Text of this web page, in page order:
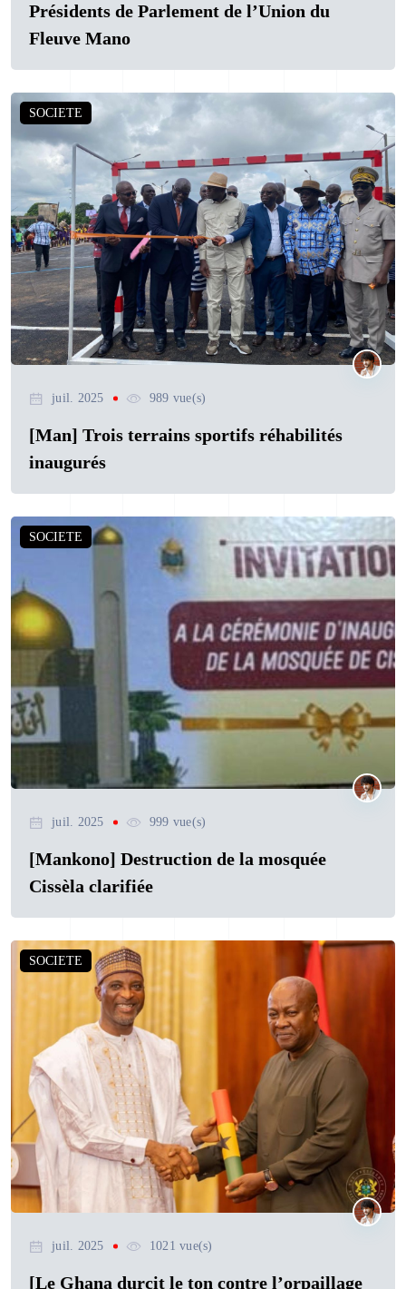
Présidents de Parlement de l’Union du
Fleuve Mano
SOCIETE
juil. 2025 989 vue(s)
[Man] Trois terrains sportifs réhabilités
inaugurés
SOCIETE
juil. 2025 999 vue(s)
[Mankono] Destruction de la mosquée
Cissèla clarifiée
SOCIETE
juil. 2025 1021 vue(s)
[Le Ghana durcit le ton contre l’orpaillage